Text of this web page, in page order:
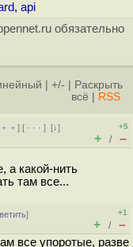
, api
обязательно
+/-
Раскрыть
всё
RSS
] [ · · ·][↓]
+5
+ / –
а какой-нить
там все...
]
+1
+ / –
все упоротые, разве